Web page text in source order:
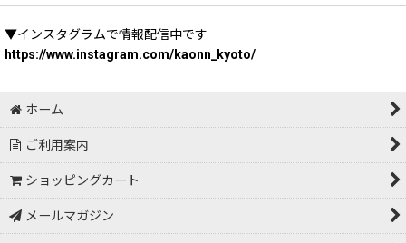
▼インスタグラムで情報配信中です
https://www.instagram.com/kaonn_kyoto/
ホーム
ご利用案内
ショッピングカート
メールマガジン